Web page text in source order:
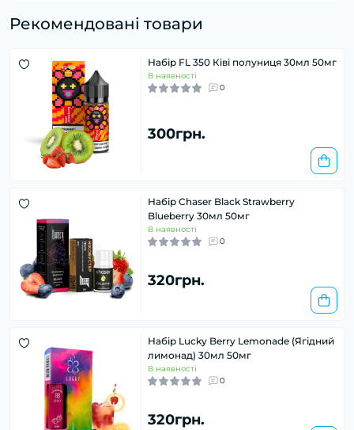
Рекомендовані товари
Набір FL 350 Ківі полуниця 30мл 50мг
В наявності
0
300грн.
Набір Chaser Black Strawberry
Blueberry 30мл 50мг
В наявності
0
320грн.
Набір Lucky Berry Lemonade (Ягідний
лимонад) 30мл 50мг
В наявності
0
320грн.